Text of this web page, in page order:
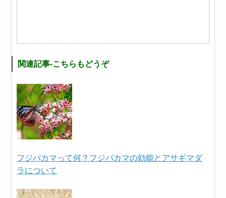
関連記事-こちらもどうぞ
フジバカマって何？フジバカマの効能とアサギマダ
ラについて